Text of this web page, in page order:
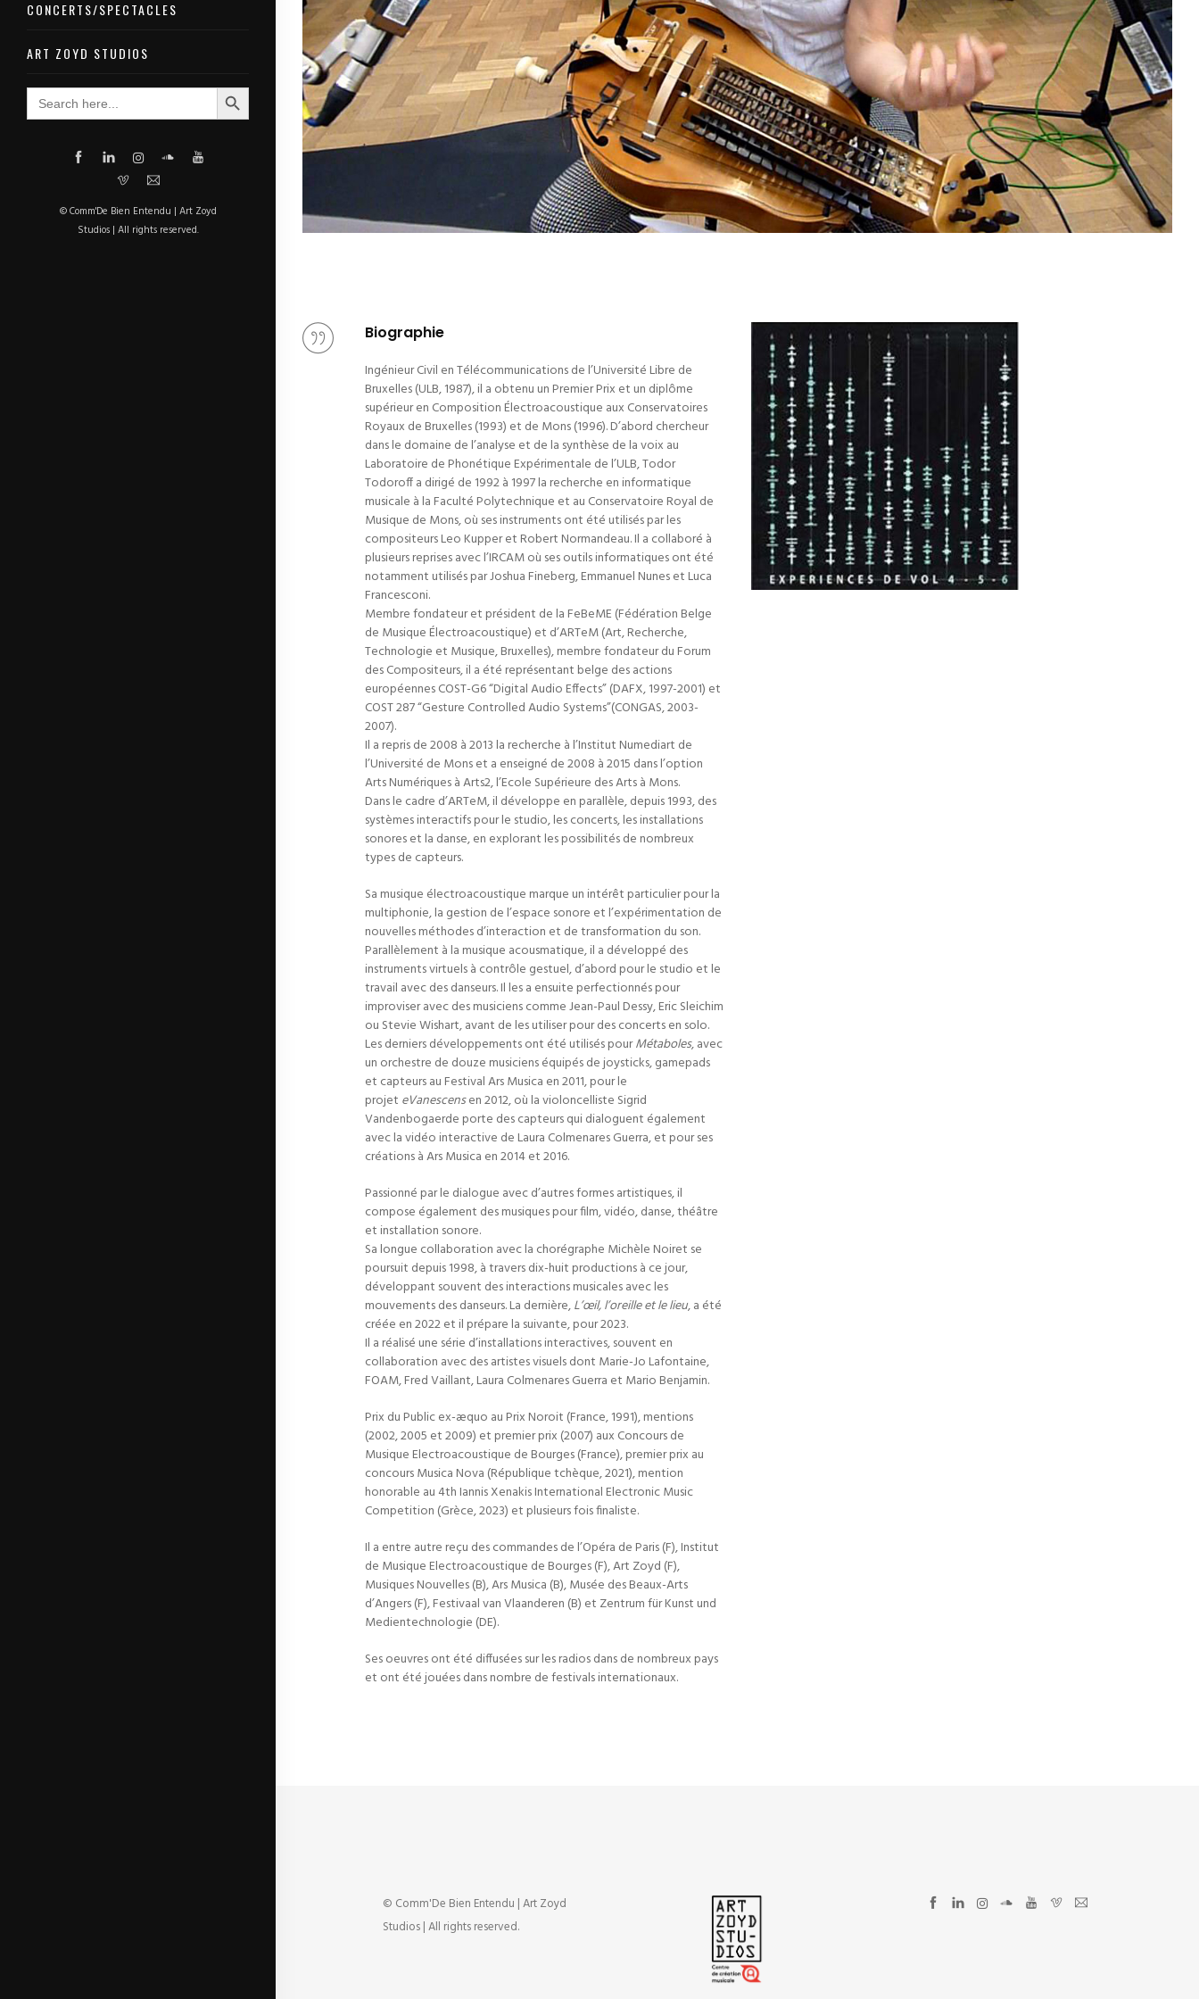
CONCERTS/SPECTACLES
ART ZOYD STUDIOS
Search
for:
Search Button
© Comm'De Bien Entendu | Art Zoyd
Studios | All rights reserved.
Biographie
Ingénieur Civil en Télécommunications de l’Université Libre de
Bruxelles (ULB, 1987), il a obtenu un Premier Prix et un diplôme
supérieur en Composition Électroacoustique aux Conservatoires
Royaux de Bruxelles (1993) et de Mons (1996). D’abord chercheur
dans le domaine de l’analyse et de la synthèse de la voix au
Laboratoire de Phonétique Expérimentale de l’ULB, Todor
Todoroff a dirigé de 1992 à 1997 la recherche en informatique
musicale à la Faculté Polytechnique et au Conservatoire Royal de
Musique de Mons, où ses instruments ont été utilisés par les
compositeurs Leo Kupper et Robert Normandeau. Il a collaboré à
plusieurs reprises avec l’IRCAM où ses outils informatiques ont été
notamment utilisés par Joshua Fineberg, Emmanuel Nunes et Luca
Francesconi.
Membre fondateur et président de la FeBeME (Fédération Belge
de Musique Électroacoustique) et d’ARTeM (Art, Recherche,
Technologie et Musique, Bruxelles), membre fondateur du Forum
des Compositeurs, il a été représentant belge des actions
européennes COST-G6 “Digital Audio Effects” (DAFX, 1997-2001) et
COST 287 “Gesture Controlled Audio Systems”(CONGAS, 2003-
2007).
Il a repris de 2008 à 2013 la recherche à l’Institut Numediart de
l’Université de Mons et a enseigné de 2008 à 2015 dans l’option
Arts Numériques à Arts2, l’Ecole Supérieure des Arts à Mons.
Dans le cadre d’ARTeM, il développe en parallèle, depuis 1993, des
systèmes interactifs pour le studio, les concerts, les installations
sonores et la danse, en explorant les possibilités de nombreux
types de capteurs.
Sa musique électroacoustique marque un intérêt particulier pour la
multiphonie, la gestion de l’espace sonore et l’expérimentation de
nouvelles méthodes d’interaction et de transformation du son.
Parallèlement à la musique acousmatique, il a développé des
instruments virtuels à contrôle gestuel, d’abord pour le studio et le
travail avec des danseurs. Il les a ensuite perfectionnés pour
improviser avec des musiciens comme Jean-Paul Dessy, Eric Sleichim
ou Stevie Wishart, avant de les utiliser pour des concerts en solo.
Les derniers développements ont été utilisés pourMétaboles, avec
un orchestre de douze musiciens équipés de joysticks, gamepads
et capteurs au Festival Ars Musica en 2011, pour le
projet eVanescensen 2012, où la violoncelliste Sigrid
Vandenbogaerde porte des capteurs qui dialoguent également
avec la vidéo interactive de Laura Colmenares Guerra, et pour ses
créations à Ars Musica en 2014 et 2016.
Passionné par le dialogue avec d’autres formes artistiques, il
compose également des musiques pour film, vidéo, danse, théâtre
et installation sonore.
Sa longue collaboration avec la chorégraphe Michèle Noiret se
poursuit depuis 1998, à travers dix-huit productions à ce jour,
développant souvent des interactions musicales avec les
mouvements des danseurs. La dernière,L’œil, l’oreille et le lieu, a été
créée en 2022 et il prépare la suivante, pour 2023.
Il a réalisé une série d’installations interactives, souvent en
collaboration avec des artistes visuels dont Marie-Jo Lafontaine,
FOAM, Fred Vaillant, Laura Colmenares Guerra et Mario Benjamin.
Prix du Public ex-æquo au Prix Noroit (France, 1991), mentions
(2002, 2005 et 2009) et premier prix (2007) aux Concours de
Musique Electroacoustique de Bourges (France), premier prix au
concours Musica Nova (République tchèque, 2021), mention
honorable au 4th Iannis Xenakis International Electronic Music
Competition (Grèce, 2023) et plusieurs fois finaliste.
Il a entre autre reçu des commandes de l’Opéra de Paris (F), Institut
de Musique Electroacoustique de Bourges (F), Art Zoyd (F),
Musiques Nouvelles (B), Ars Musica (B), Musée des Beaux-Arts
d’Angers (F), Festivaal van Vlaanderen (B) et Zentrum für Kunst und
Medientechnologie (DE).
Ses oeuvres ont été diffusées sur les radios dans de nombreux pays
et ont été jouées dans nombre de festivals internationaux.
© Comm'De Bien Entendu | Art Zoyd
Studios | All rights reserved.